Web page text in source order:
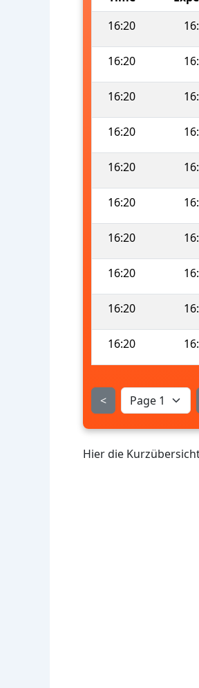
16:20
16:20
16:20
16:20
16:20
16:20
16:20
16:20
16:20
16:20
<
Hier die